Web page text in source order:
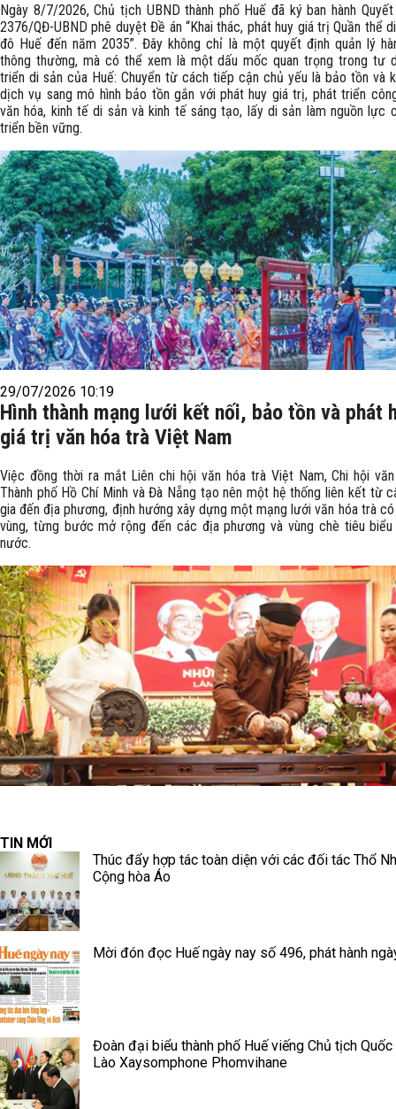
Ngày 8/7/2026, Chủ tịch UBND thành phố Huế đã ký ban hành
2376/QĐ-UBND phê duyệt Đề án “Khai thác, phát huy giá trị Quần thể
đô Huế đến năm 2035”. Đây không chỉ là một quyết định quản lý
thông thường, mà có thể xem là một dấu mốc quan trọng trong tư
triển di sản của Huế: Chuyển từ cách tiếp cận chủ yếu là bảo tồn và
dịch vụ sang mô hình bảo tồn gắn với phát huy giá trị, phát triển
văn hóa, kinh tế di sản và kinh tế sáng tạo, lấy di sản làm nguồn lực
triển bền vững.
29/07/2026 10:19
Hình thành mạng lưới kết nối, bảo tồn và phát
giá trị văn hóa trà Việt Nam
Việc đồng thời ra mắt Liên chi hội văn hóa trà Việt Nam, Chi hội
Thành phố Hồ Chí Minh và Đà Nẵng tạo nên một hệ thống liên kết từ
gia đến địa phương, định hướng xây dựng một mạng lưới văn hóa trà
vùng, từng bước mở rộng đến các địa phương và vùng chè tiêu
nước.
TIN MỚI
Thúc đẩy hợp tác toàn diện với các đối tác Thổ
Cộng hòa Áo
Mời đón đọc Huế ngày nay số 496, phát hành
Đoàn đại biểu thành phố Huế viếng Chủ tịch Quốc
Lào Xaysomphone Phomvihane